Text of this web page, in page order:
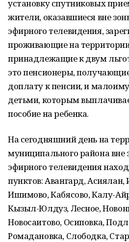
установку спутниковых
жители, оказавшиеся вне
эфирного телевидения,
проживающие на
принадлежащие к двум
это пенсионеры,
доплату к пенсии, и
детьми, которым
пособие на ребенка.
На сегодняшний день на
муниципального района вне
эфирного телевидения
пунктов: Авангард, Асиялан,
Ишимово, Кабясово, Калу-
Кызыл-Юлдуз, Лесное,
Новосаитово, Осиповка,
Ромадановка, Слободка,